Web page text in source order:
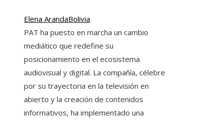
Elena ArandaBolivia
PAT ha puesto en marcha un cambio
mediático que redefine su
posicionamiento en el ecosistema
audiovisual y digital. La compañía, célebre
por su trayectoria en la televisión en
abierto y la creación de contenidos
informativos, ha implementado una